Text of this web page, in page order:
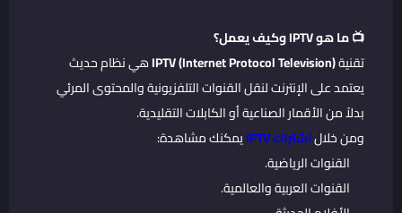
📺 ما هو IPTV وكيف يعمل؟
تقنيةIPTV (Internet Protocol Television)هي نظام حديث
يعتمد على الإنترنت لنقل القنوات التلفزيونية والمحتوى المرئي
بدلاً من الأقمار الصناعية أو الكابلات التقليدية.
ومن خلالاشتراك IPTV
يمكنك مشاهدة:
القنوات الرياضية.
القنوات العربية والعالمية.